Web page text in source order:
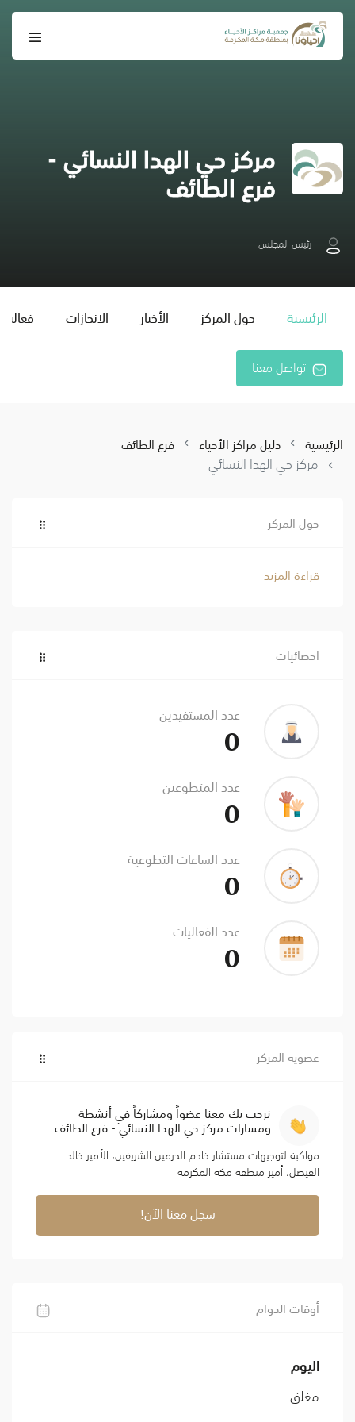
مركز حي الهدا النسائي -
فرع الطائف
رئيس المجلس
الرئيسية حول المركز الأخبار الانجازات
تواصل معنا
الرئيسية دليل مراكز الأحياء فرع الطائف
مركز حي الهدا النسائي
حول المركز
قراءة المزيد
احصائيات
عدد المستفيدين
0
عدد المتطوعين
0
عدد الساعات التطوعية
0
عدد الفعاليات
0
عضوية المركز
نرحب بك معنا عضواً ومشاركاً في أنشطة
ومسارات مركز حي الهدا النسائي - فرع الطائف
مواكبة لتوجيهات مستشار خادم الحرمين الشريفين، الأمير خالد
الفيصل، أمير منطقة مكة المكرمة
سجل معنا الآن!
أوقات الدوام
اليوم
مغلق